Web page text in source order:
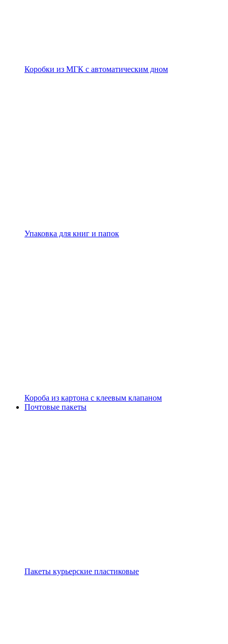
Коробки из МГК с автоматическим дном
Упаковка для книг и папок
Короба из картона с клеевым клапаном
Почтовые пакеты
Пакеты курьерские пластиковые